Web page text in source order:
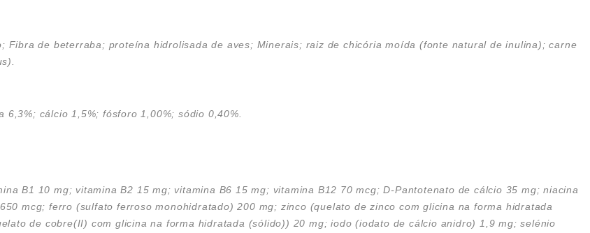
de beterraba; proteína hidrolisada de aves; Minerais; raiz de chicória moída (fonte natural de inulina); carne
6,3%; cálcio 1,5%; fósforo 1,00%; sódio 0,40%.
B1 10 mg; vitamina B2 15 mg; vitamina B6 15 mg; vitamina B12 70 mcg; D-Pantotenato de cálcio 35 mg; niacina
mcg; ferro (sulfato ferroso monohidratado) 200 mg; zinco (quelato de zinco com glicina na forma hidratada
de cobre(II) com glicina na forma hidratada (sólido)) 20 mg; iodo (iodato de cálcio anidro) 1,9 mg; selénio